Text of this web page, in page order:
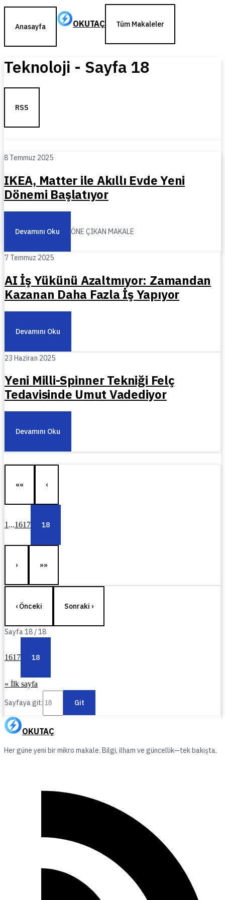
Anasayfa OKUTAÇ Tüm Makaleler
Teknoloji - Sayfa 18
RSS
8 Temmuz 2025
IKEA, Matter ile Akıllı Evde Yeni
Dönemi Başlatıyor
Devamını Oku ÖNE ÇIKAN MAKALE
7 Temmuz 2025
AI İş Yükünü Azaltmıyor: Zamandan
Kazanan Daha Fazla İş Yapıyor
Devamını Oku
23 Haziran 2025
Yeni Milli-Spinner Tekniği Felç
Tedavisinde Umut Vadediyor
Devamını Oku
«« ‹
1 ...1617 18
› »»
‹ Önceki Sonraki ›
Sayfa18 /18
1617 18
« İlk sayfa
Sayfaya git: Git
OKUTAÇ
Her güne yeni bir mikro makale. Bilgi, ilham ve güncellik—tek bakışta.